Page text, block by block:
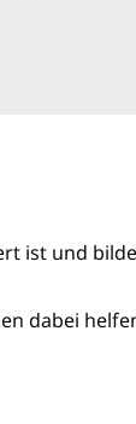
ist und
dabei